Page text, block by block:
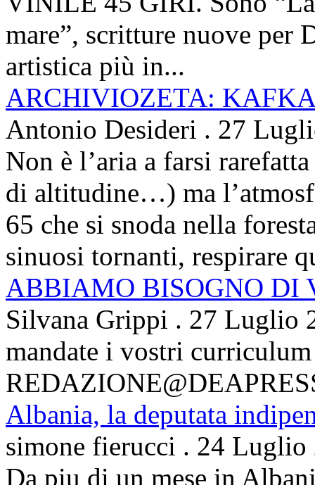
mare”, scritture nuove per
artistica più in...
ARCHIVIOZETA:
Antonio Desideri . 27
Non è l’aria a farsi
di altitudine…) ma
65 che si snoda nella
sinuosi tornanti, respirare
ABBIAMO BISOGNO DI
Silvana Grippi . 27 Luglio
mandate i vostri
Albania, la deputata
simone fierucci . 24 Luglio
Da piu di un mese in